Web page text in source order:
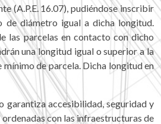
(A.P.E. 16.07), pudiéndose inscribir
de diámetro igual a dicha longitud.
las parcelas en contacto con dicho
una longitud igual o superior a la
de parcela. Dicha longitud en
garantiza accesibilidad, seguridad y
con las infraestructuras de